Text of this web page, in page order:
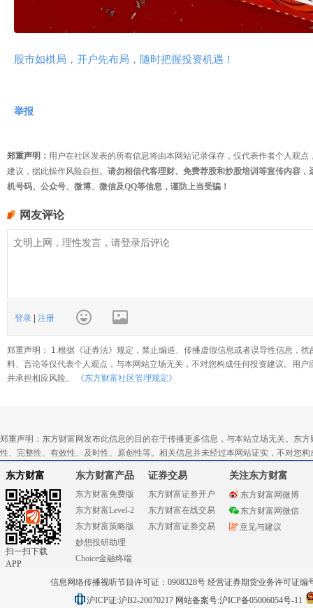
股市如棋局，开户先布局，随时把握投资机遇！
举报
郑重声明： 用户在社区发表的所有信息将由本网站记录保存，仅代表作者个人观
建议，据此操作风险自担。 请勿相信代客理财、免费荐股和炒股培训等宣传内容
机号码、公众号、微博、微信及QQ等信息，谨防上当受骗！
网友评论
登录 | 注册
郑重声明： 1.根据《证券法》规定，禁止编造、传播虚假信息或者误导性信息，
料、言论等仅代表个人观点，与本网站立场无关，不对您构成任何投资建议。用
并承担相应风险。
《东方财富社区管理规定》
郑重声明：东方财富网发布此信息的目的在于传播更多信息，与本站立场无关。东
性、完整性、有效性、及时性、原创性等。相关信息并未经过本网站证实，不对您
东方财富
扫一扫下载
APP
东方财富产品
东方财富免费版
东方财富Level-2
东方财富策略版
妙想投研助理
Choice金融终端
证券交易
东方财富证券开户
东方财富在线交易
东方财富证券交易
关注东方财富
东方财富网微博
东方财富网微信
意见与建议
信息网络传播视听节目许可证：0908328号 经营证券期货业务许可证编
沪ICP证:沪B2-20070217 网站备案号:沪ICP备05006054号-11